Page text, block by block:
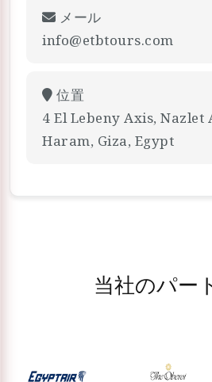
メール
info@etbtours.com
位置
4 El Lebeny Axis, Nazlet
Haram, Giza, Egypt
当社のパー